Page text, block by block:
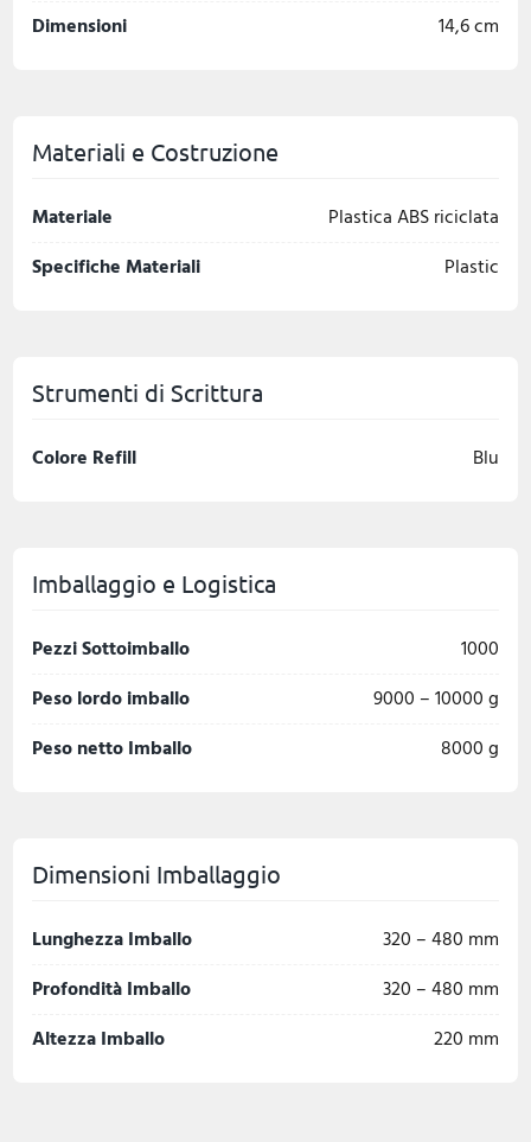
Dimensioni 14,6 cm
Materiali e Costruzione
Materiale
Plastica ABS riciclata
Specifiche Materiali
Plastic
Strumenti di Scrittura
Colore Refill Blu
Imballaggio e Logistica
Pezzi Sottoimballo
1000
Peso lordo imballo
9000 – 10000 g
Peso netto Imballo
8000 g
Dimensioni Imballaggio
Lunghezza Imballo
320 – 480 mm
Profondità Imballo
320 – 480 mm
Altezza Imballo
220 mm